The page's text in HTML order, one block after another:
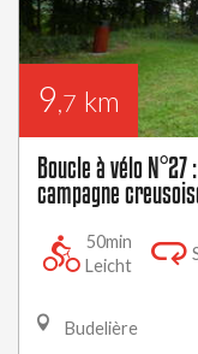
9,7 km
Boucle à vélo
campagne
50min
Leicht
Budelière